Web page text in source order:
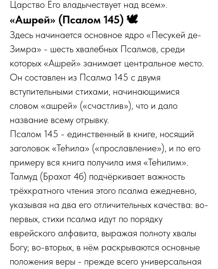
Царство Его владычествует над всем».
«Ашрей» (Псалом 145) 🕊️
Здесь начинается основное ядро «Песукей де-
Зимра» - шесть хвалебных Псалмов, среди
которых «Ашрей» занимает центральное место.
Он составлен из Псалма 145 с двумя
вступительными стихами, начинающимися
словом «ашрей» («счастлив»), что и дало
название всему отрывку.
Псалом 145 - единственный в книге, носящий
заголовок «Теһила» («прославление»), и по его
примеру вся книга получила имя «Теһилим».
Талмуд (Брахот 4б) подчёркивает важность
трёхкратного чтения этого псалма ежедневно,
указывая на два его отличительных качества: во-
первых, стихи псалма идут по порядку
еврейского алфавита, выражая полноту хвалы
Богу; во-вторых, в нём раскрываются основные
положения веры - прежде всего универсальная